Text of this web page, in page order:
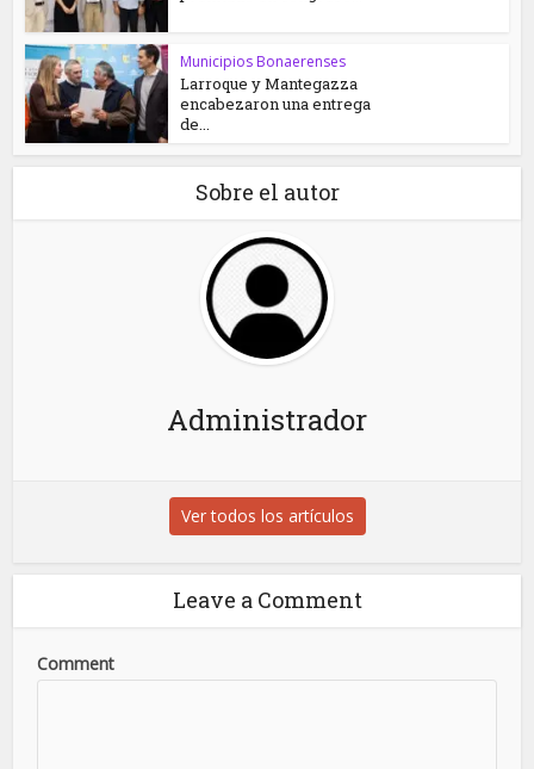
Municipios Bonaerenses
Larroque y Mantegazza
encabezaron una entrega
de...
Sobre el autor
Administrador
Ver todos los artículos
Leave a Comment
Comment